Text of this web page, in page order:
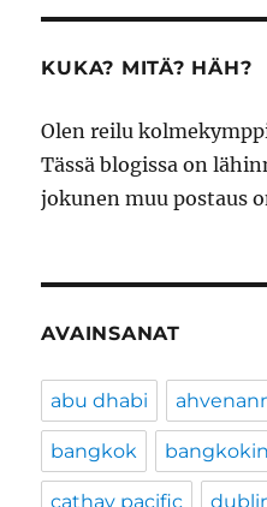
KUKA? MITÄ? HÄH?
Olen reilu
Tässä blogissa on
jokunen muu postaus
AVAINSANAT
abu dhabi
bangkok
cathay pacific